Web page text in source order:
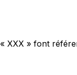
» font